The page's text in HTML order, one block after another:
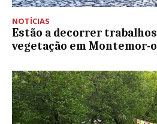
NOTÍCIAS
Estão a decorrer
vegetação em Montemor-